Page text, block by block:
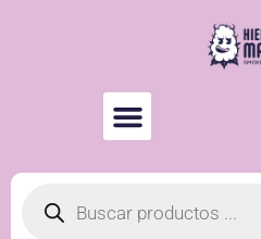
Búsqueda
productos